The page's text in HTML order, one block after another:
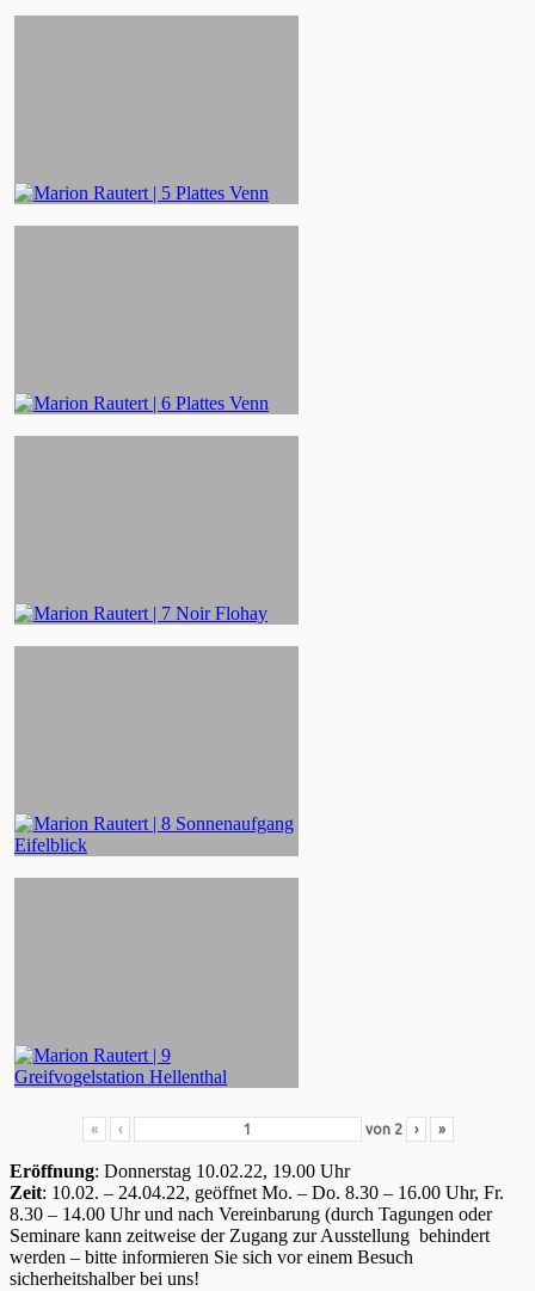
« ‹ von 2 › »
Eröffnung: Donnerstag 10.02.22, 19.00 Uhr
Zeit: 10.02. – 24.04.22, geöffnet Mo. – Do. 8.30 – 16.00 Uhr, Fr.
8.30 – 14.00 Uhr und nach Vereinbarung (durch Tagungen oder
Seminare kann zeitweise der Zugang zur Ausstellung behindert
werden – bitte informieren Sie sich vor einem Besuch
sicherheitshalber bei uns!